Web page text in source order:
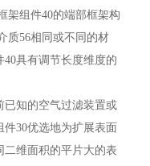
架组件40的端部框架构
质56相同或不同的材
具有调节长度维度的
已知的空气过滤装置或
30优选地为扩展表面
维面积的平片大的表